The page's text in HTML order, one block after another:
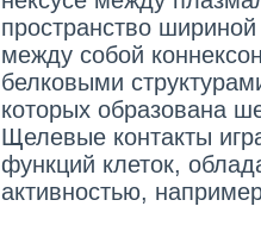
пространство
между собой
белковыми
которых образована
Щелевые контакты
функций клеток,
активностью,